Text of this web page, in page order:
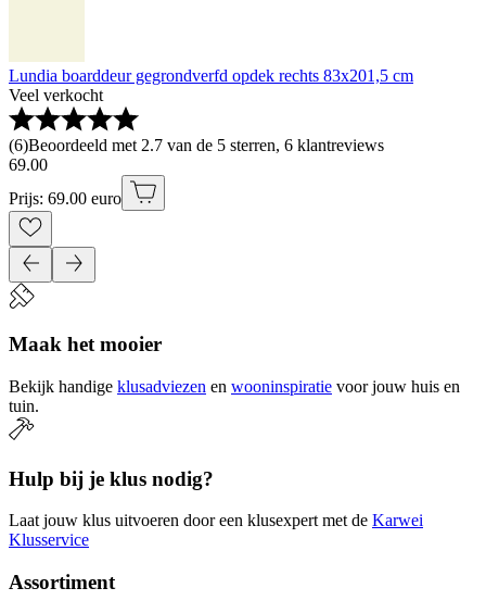
Lundia boarddeur gegrondverfd opdek rechts 83x201,5 cm
Veel verkocht
(6)Beoordeeld met 2.7 van de 5 sterren, 6 klantreviews
69.00
Prijs: 69.00 euro
Maak het mooier
Bekijk handige klusadviezen en wooninspiratie voor jouw huis en
tuin.
Hulp bij je klus nodig?
Laat jouw klus uitvoeren door een klusexpert met de Karwei
Klusservice
Assortiment